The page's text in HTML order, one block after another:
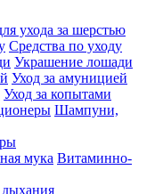
ухода за шерстью
Средства по уходу
Украшение лошади
Уход за амуницией
Уход за копытами
Шампуни,
Витаминно-